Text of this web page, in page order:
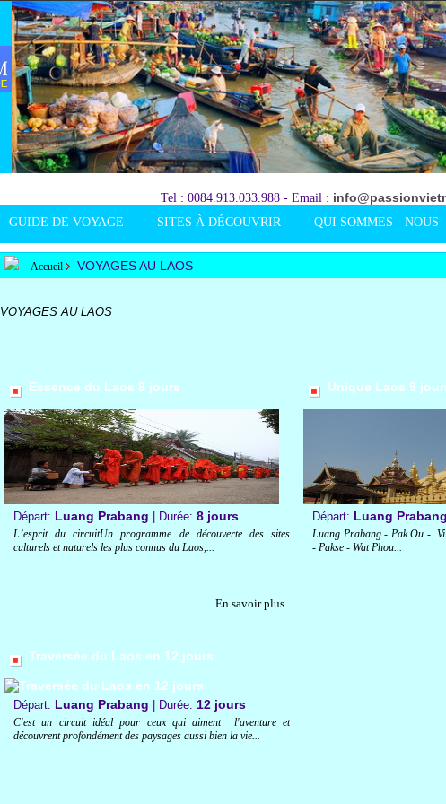
Tel : 0084.913.033.988 - Email :
GUIDE DE VOYAGE SITES À DÉCOUVRIR QUI SOMMES - NOUS
Accueil VOYAGES AU LAOS
VOYAGES AU LAOS
Essence du Laos 8 jours
Départ: Luang Prabang | Durée: 8 jours
L’esprit du circuitUn programme de découverte des sites
culturels et naturels les plus connus du Laos,...
En savoir plus
Unique Laos 9
Départ: Luang Prabang
Luang Prabang - Pak Ou -
- Pakse - Wat Phou...
Traversée du Laos en 12 jours
Départ: Luang Prabang | Durée: 12 jours
C'est un circuit idéal pour ceux qui aiment l'aventure et
découvrent profondément des paysages aussi bien la vie...